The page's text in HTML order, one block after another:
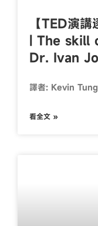
【TED演
| The skill
Dr. Ivan
譯者: Kevin
看全文 »